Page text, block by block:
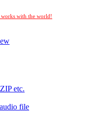
works with the world!
etc.
file